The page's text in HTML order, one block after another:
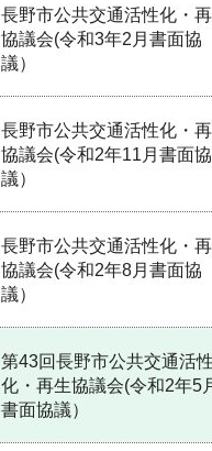
長野市公共交通活性化・
協議会(令和3年2月書面協
議）
長野市公共交通活性化・
協議会(令和2年11月書面協
議）
長野市公共交通活性化・
協議会(令和2年8月書面協
議）
第43回長野市公共交通活性
化・再生協議会(令和2年5
書面協議）